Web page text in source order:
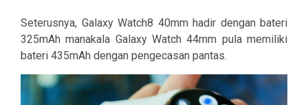
Seterusnya, Galaxy Watch8 40mm hadir dengan bateri
325mAh manakala Galaxy Watch 44mm pula memiliki
bateri 435mAh dengan pengecasan pantas.